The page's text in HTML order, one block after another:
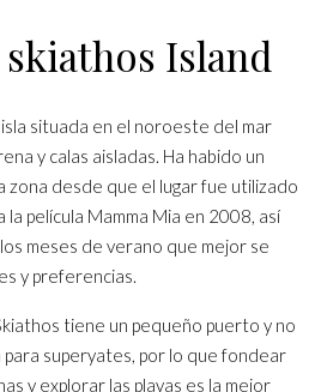
skiathos Island
situada en el noroeste del mar
y calas aisladas. Ha habido un
zona desde que el lugar fue utilizado
película Mamma Mia en 2008, así
meses de verano que mejor se
y preferencias.
tiene un pequeño puerto y no
superyates, por lo que fondear
y explorar las playas es la mejor